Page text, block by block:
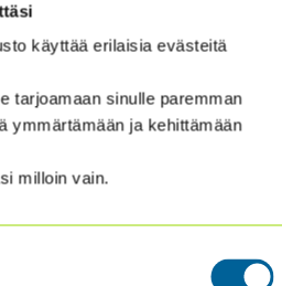
käyttää erilaisia evästeitä
tarjoamaan sinulle paremman
ymmärtämään ja kehittämään
milloin vain.
importance of internal
of all of our advocacy
Affiliates celebrate the
Internal Audit
additional ideas.